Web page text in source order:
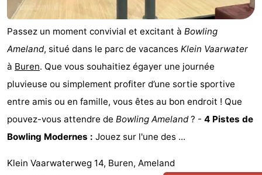
Boomhiemke
Landal
Hôtels
minutes
Plages
et
faire
Lieux
d'intérêt
-
Passez un moment convivial et excitant à Bowling
Ameland, situé dans le parc de vacances Klein Vaarwater
à Buren. Que vous souhaitiez égayer une journée
pluvieuse ou simplement profiter d’une sortie sportive
entre amis ou en famille, vous êtes au bon endroit ! Que
pouvez-vous attendre de Bowling Ameland? - 4 Pistes de
Bowling Modernes : Jouez sur l'une des ...
Klein Vaarwaterweg 14, Buren, Ameland